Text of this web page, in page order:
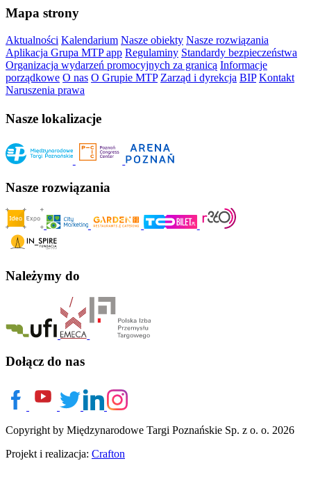
Mapa strony
Aktualności Kalendarium Nasze obiekty Nasze rozwiązania
Aplikacja Grupa MTP app Regulaminy Standardy bezpieczeństwa
Organizacja wydarzeń promocyjnych za granicą Informacje
porządkowe O nas O Grupie MTP Zarząd i dyrekcja BIP Kontakt
Naruszenia prawa
Nasze lokalizacje
Nasze rozwiązania
Należymy do
Dołącz do nas
Copyright by Międzynarodowe Targi Poznańskie Sp. z o. o. 2026
Projekt i realizacja: Crafton